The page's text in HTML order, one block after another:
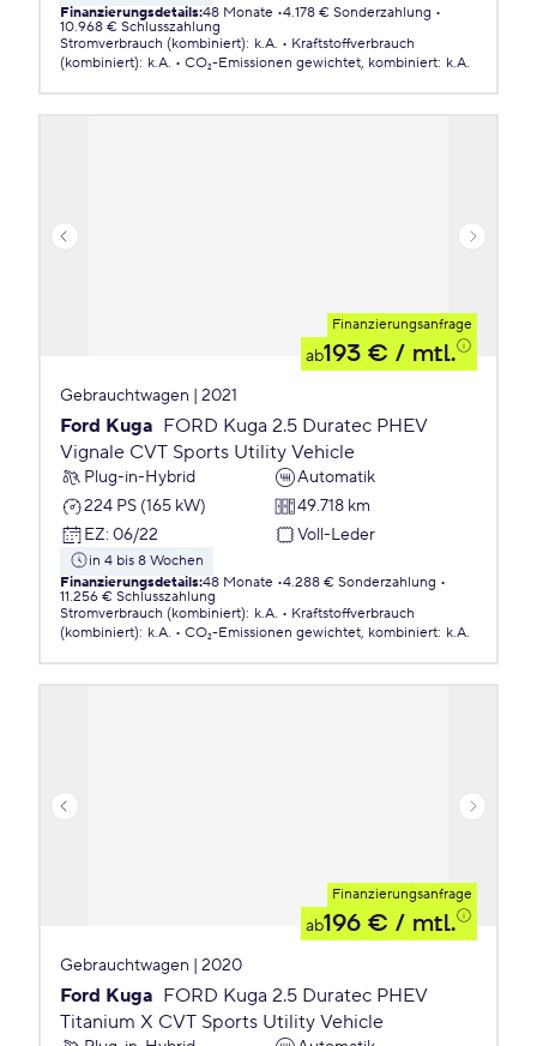
Finanzierungsdetails:48 Monate 4.178 € Sonderzahlung
10.968 € Schlusszahlung
Stromverbrauch (kombiniert): k.A.
Kraftstoffverbrauch
(kombiniert): k.A. CO₂-Emissionen gewichtet, kombiniert: k.A.
Finanzierungsanfrage
ab193 € / mtl.
Gebrauchtwagen | 2021
Ford Kuga FORD Kuga 2.5 Duratec PHEV
Vignale CVT Sports Utility Vehicle
Plug-in-Hybrid
Automatik
224 PS (165 kW)
49.718 km
EZ: 06/22 Voll-Leder
in 4 bis 8 Wochen
Finanzierungsdetails:48 Monate 4.288 € Sonderzahlung
11.256 € Schlusszahlung
Stromverbrauch (kombiniert): k.A.
Kraftstoffverbrauch
(kombiniert): k.A. CO₂-Emissionen gewichtet, kombiniert: k.A.
Finanzierungsanfrage
ab196 € / mtl.
Gebrauchtwagen | 2020
Ford Kuga FORD Kuga 2.5 Duratec PHEV
Titanium X CVT Sports Utility Vehicle